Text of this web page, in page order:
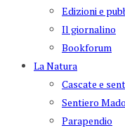
Edizioni e
Il giornalino
Bookforum
La Natura
Cascate e
Sentiero
Parapendio